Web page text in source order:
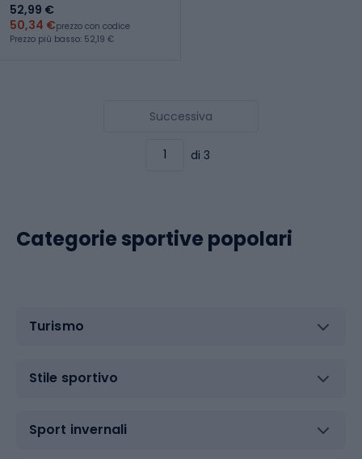
52,99 €
50,34 €prezzo con codice
Prezzo più basso: 52,19 €
Successiva
di 3
Categorie sportive popolari
Turismo
Stile sportivo
Sport invernali